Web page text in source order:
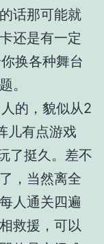
话那可能就
还是有一定
换各种舞台
。
的，貌似从2
儿有点游戏
了挺久。差不
，当然离全
人通关四遍
救援，可以